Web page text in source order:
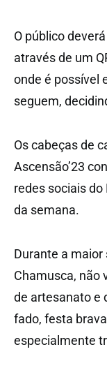
O público
através de um
onde é possível
seguem,
Os cabeças de
Ascensão’23
redes sociais
da semana.
Durante a maior
Chamusca, não
de artesanato e
fado, festa
especialmente